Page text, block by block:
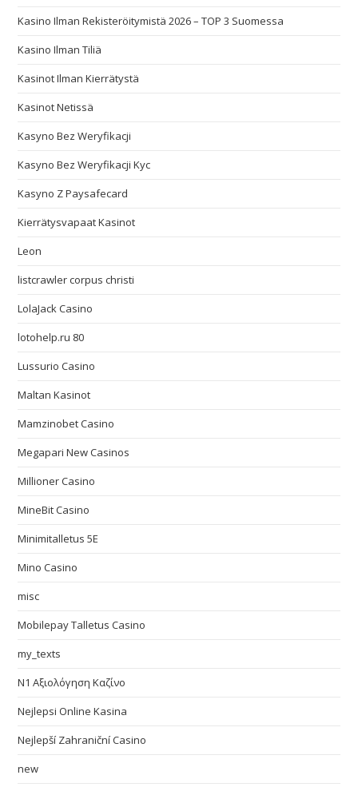
Kasino Ilman Rekisteröitymistä 2026 – TOP 3 Suomessa
Kasino Ilman Tiliä
Kasinot Ilman Kierrätystä
Kasinot Netissä
Kasyno Bez Weryfikacji
Kasyno Bez Weryfikacji Kyc
Kasyno Z Paysafecard
Kierrätysvapaat Kasinot
Leon
listcrawler corpus christi
LolaJack Casino
lotohelp.ru 80
Lussurio Casino
Maltan Kasinot
Mamzinobet Casino
Megapari New Casinos
Millioner Casino
MineBit Casino
Minimitalletus 5E
Mino Casino
misc
Mobilepay Talletus Casino
my_texts
N1 Αξιολόγηση Καζίνο
Nejlepsi Online Kasina
Nejlepší Zahraniční Casino
new